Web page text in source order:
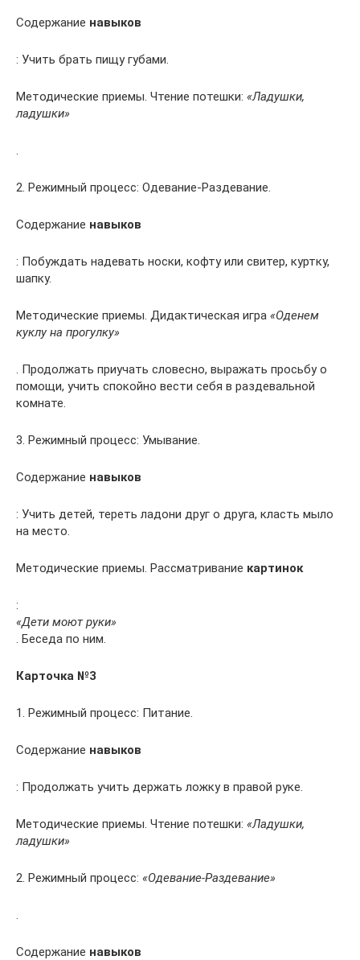
Содержание навыков
: Учить брать пищу губами.
Методические приемы. Чтение потешки: «Ладушки,
ладушки»
.
2. Режимный процесс: Одевание-Раздевание.
Содержание навыков
: Побуждать надевать носки, кофту или свитер, куртку,
шапку.
Методические приемы. Дидактическая игра «Оденем
куклу на прогулку»
. Продолжать приучать словесно, выражать просьбу о
помощи, учить спокойно вести себя в раздевальной
комнате.
3. Режимный процесс: Умывание.
Содержание навыков
: Учить детей, тереть ладони друг о друга, класть мыло
на место.
Методические приемы. Рассматривание картинок
:
«Дети моют руки»
. Беседа по ним.
Карточка №3
1. Режимный процесс: Питание.
Содержание навыков
: Продолжать учить держать ложку в правой руке.
Методические приемы. Чтение потешки: «Ладушки,
ладушки»
2. Режимный процесс: «Одевание-Раздевание»
.
Содержание навыков